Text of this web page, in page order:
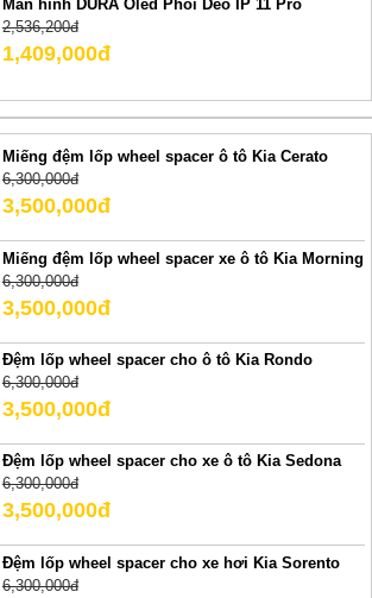
Màn hình DURA Oled Phôi Dẻo IP 11 Pro
2,536,200đ
1,409,000đ
Miếng đệm lốp wheel spacer ô tô Kia Cerato
6,300,000đ
3,500,000đ
Miếng đệm lốp wheel spacer xe ô tô Kia Morning
6,300,000đ
3,500,000đ
Đệm lốp wheel spacer cho ô tô Kia Rondo
6,300,000đ
3,500,000đ
Đệm lốp wheel spacer cho xe ô tô Kia Sedona
6,300,000đ
3,500,000đ
Đệm lốp wheel spacer cho xe hơi Kia Sorento
6,300,000đ